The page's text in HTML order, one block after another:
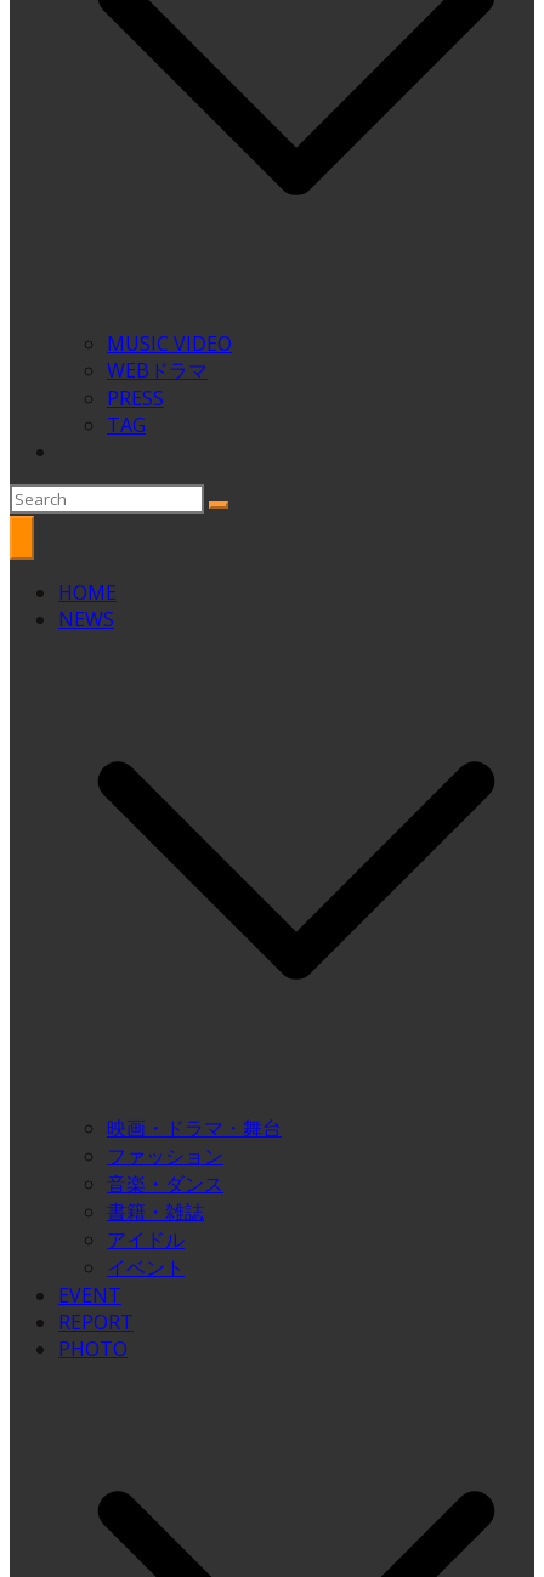
MUSIC VIDEO
WEBドラマ
PRESS
TAG
HOME
NEWS
映画・ドラマ・舞台
ファッション
音楽・ダンス
書籍・雑誌
アイドル
イベント
EVENT
REPORT
PHOTO